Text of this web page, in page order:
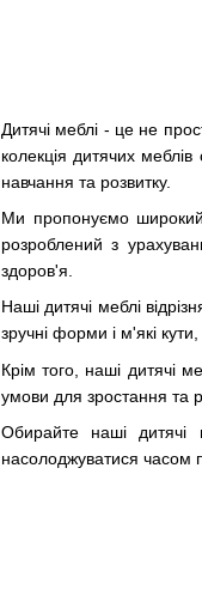
Дитячі меблі - це не
колекція дитячих
навчання та розвитку.
Ми пропонуємо широкий
розроблений з
здоров'я.
Наші дитячі меблі
зручні форми і м'які
Крім того, наші дитячі
умови для зростання та
Обирайте наші
насолоджуватися